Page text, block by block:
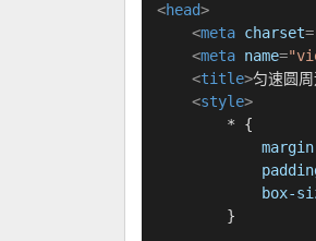
<head>
<meta charset=
<meta name=
<title>匀速圆
<style>
        * {
margin
box-
        }